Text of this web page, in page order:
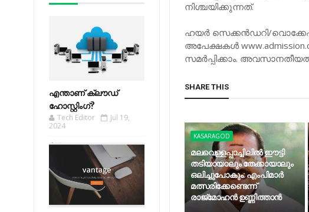
എന്താണ് ക്ലൗഡ്
ഹോസ്റ്റിംഗ്?
Tech Editor
Jul 19,
2024
നിശ്ചയിക്കുന്നത്.
ഹയര്‍ സെക്കന്‍ഡറി/
അപേക്ഷകള്‍
സമര്‍പ്പിക്കാം.
SHARE THIS
KASARAGOD
മലവെള്ളപ്പാച്ചിലില്‍ ഈട്ടി
തടിയായാലും തേക്കായാലും
ഒലിച്ചുപോകും: എംപിമാര്‍
മത്സരിക്കേണ്ടെന്ന്
രാജ്‌മോഹന്‍ ഉണ്ണിത്താന്‍